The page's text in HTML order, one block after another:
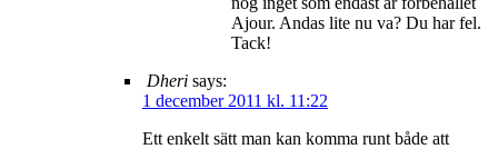
Ajour. Andas lite nu va? Du har fel.
Tack!
Dheri says:
1 december 2011 kl. 11:22
Ett enkelt sätt man kan komma runt både att